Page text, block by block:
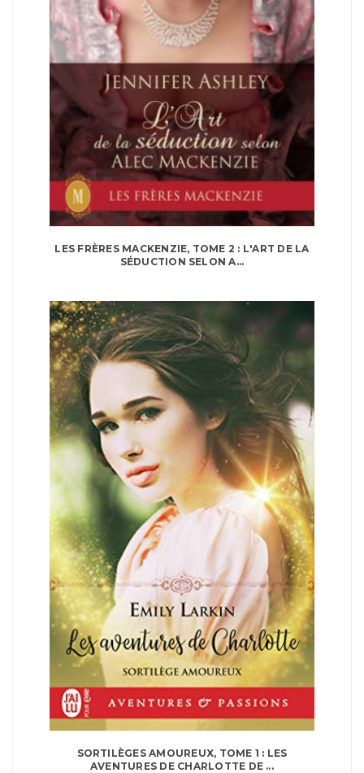
LES FRÈRES MACKENZIE, TOME 2 : L'ART DE LA
SÉDUCTION SELON A...
SORTILÈGES AMOUREUX, TOME 1 : LES
AVENTURES DE CHARLOTTE DE ...